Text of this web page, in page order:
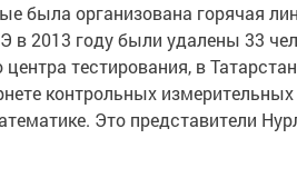
была организована горячая
в 2013 году были удалены 33
тестирования, в
контрольных
Это представители